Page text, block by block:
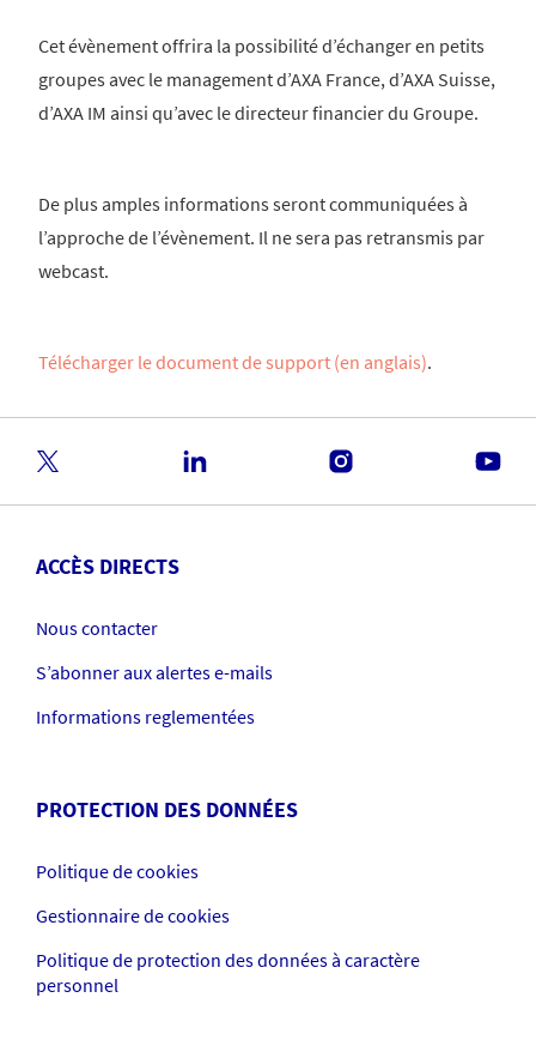
Cet évènement offrira la possibilité d’échanger en petits
groupes avec le management d’AXA France, d’AXA Suisse,
d’AXA IM ainsi qu’avec le directeur financier du Groupe.
De plus amples informations seront communiquées à
l’approche de l’évènement. Il ne sera pas retransmis par
webcast.
Télécharger le document de support (en anglais).
ACCÈS DIRECTS
Nous contacter
S’abonner aux alertes e-mails
Informations reglementées
PROTECTION DES DONNÉES
Politique de cookies
Gestionnaire de cookies
Politique de protection des données à caractère
personnel